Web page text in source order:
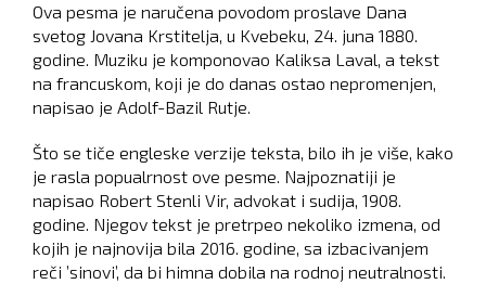
Ova pesma je naručena povodom proslave Dana
svetog Jovana Krstitelja, u Kvebeku, 24. juna 1880.
godine. Muziku je komponovao Kaliksa Laval, a tekst
na francuskom, koji je do danas ostao nepromenjen,
napisao je Adolf-Bazil Rutje.
Što se tiče engleske verzije teksta, bilo ih je više, kako
je rasla popualrnost ove pesme. Najpoznatiji je
napisao Robert Stenli Vir, advokat i sudija, 1908.
godine. Njegov tekst je pretrpeo nekoliko izmena, od
kojih je najnovija bila 2016. godine, sa izbacivanjem
reči ’sinovi’, da bi himna dobila na rodnoj neutralnosti.